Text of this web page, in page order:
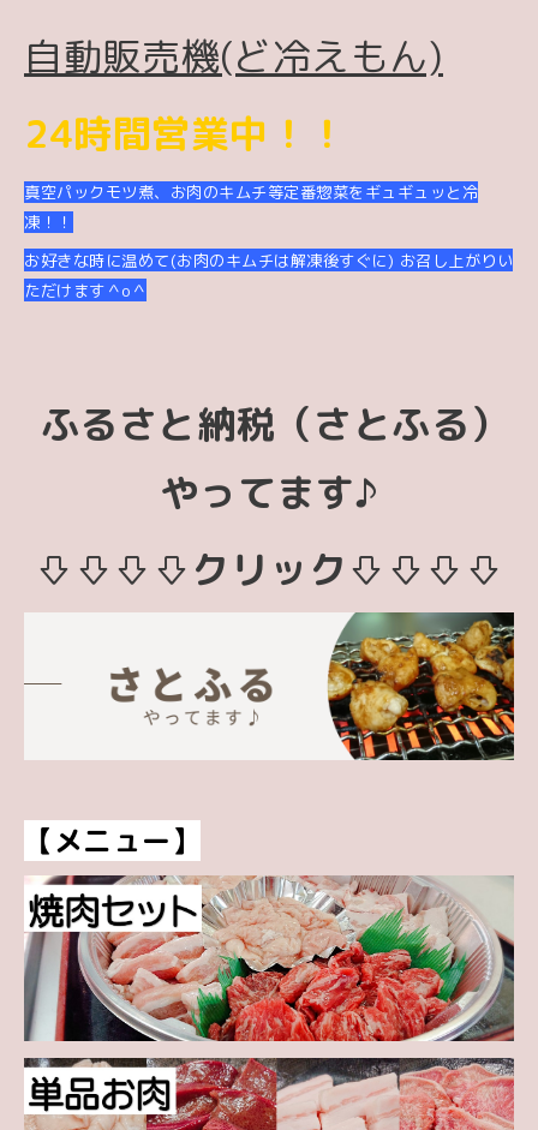
自動販売機(ど冷えもん)
24時間営業中！ ！
真空パックモツ煮、お肉のキムチ等定番惣菜をギュギュッと冷
凍！！
お好きな時に温めて(お肉のキムチは解凍後すぐに) お召し上がりい
ただけます＾o ＾
ふるさと納税（さとふる）
やってます♪
⇩⇩⇩⇩クリック⇩⇩⇩⇩
【メニュー】